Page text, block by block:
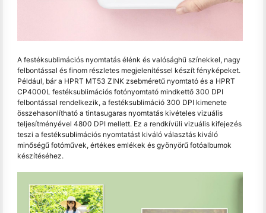
A festéksublimációs nyomtatás élénk és valósághű színekkel, nagy
felbontással és finom részletes megjelenítéssel készít fényképeket.
Például, bár a HPRT MT53 ZINK zsebméretű nyomtató és a HPRT
CP4000L festéksublimációs fotónyomtató mindkettő 300 DPI
felbontással rendelkezik, a festéksublimáció 300 DPI kimenete
összehasonlítható a tintasugaras nyomtatás kivételes vizuális
teljesítményével 4800 DPI mellett. Ez a rendkívüli vizuális kifejezés
teszi a festéksublimációs nyomtatást kiváló választás kiváló
minőségű fotóművek, értékes emlékek és gyönyörű fotóalbumok
készítéséhez.